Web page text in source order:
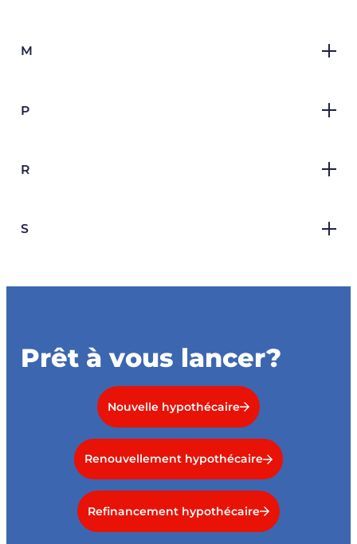
M
P
R
S
Prêt à vous lancer?
Nouvelle hypothécaire
Renouvellement hypothécaire
Refinancement hypothécaire